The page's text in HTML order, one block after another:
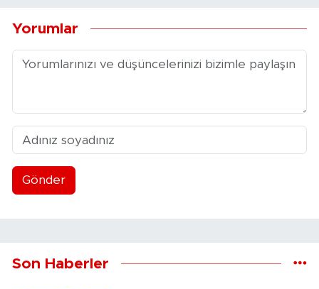
Yorumlar
Gönder
Son Haberler